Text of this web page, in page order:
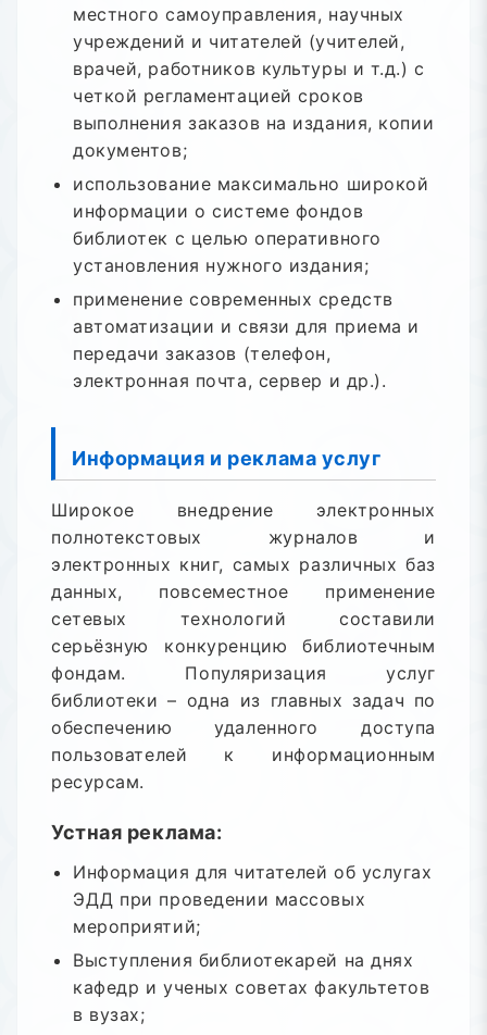
местного самоуправления, научных
учреждений и читателей (учителей,
врачей, работников культуры и т.д.) с
четкой регламентацией сроков
выполнения заказов на издания, копии
документов;
использование максимально широкой
информации о системе фондов
библиотек с целью оперативного
установления нужного издания;
применение современных средств
автоматизации и связи для приема и
передачи заказов (телефон,
электронная почта, сервер и др.).
Информация и реклама услуг
Широкое внедрение электронных
полнотекстовых журналов и
электронных книг, самых различных баз
данных, повсеместное применение
сетевых технологий составили
серьёзную конкуренцию библиотечным
фондам. Популяризация услуг
библиотеки – одна из главных задач по
обеспечению удаленного доступа
пользователей к информационным
ресурсам.
Устная реклама:
Информация для читателей об услугах
ЭДД при проведении массовых
мероприятий;
Выступления библиотекарей на днях
кафедр и ученых советах факультетов
в вузах;